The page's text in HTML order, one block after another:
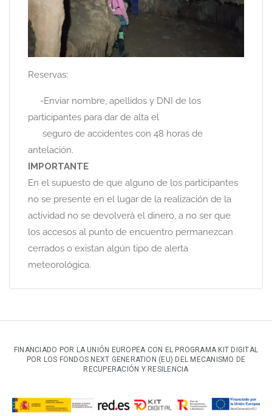
Reservas:
-Enviar nombre, apellidos y DNI de los
participantes para dar de alta el
seguro de accidentes con 48 horas de
antelación.
IMPORTANTE
En el supuesto de que alguno de los participantes
no se presente en el lugar de la realización de la
actividad no se devolverá el dinero, a no ser que
los accesos al punto de encuentro permanezcan
cerrados o existan algún tipo de alerta
meteorológica.
FINANCIADO POR LA UNIÓN EUROPEA CON EL PROGRAMA KIT DIGITAL
POR LOS FONDOS NEXT GENERATION (EU) DEL MECANISMO DE
RECUPERACIÓN Y RESILENCIA